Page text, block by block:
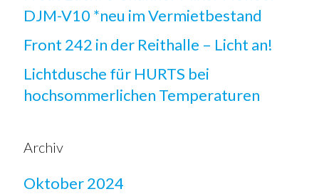
DJM-V10 *neu im Vermietbestand
Front 242 in der Reithalle – Licht an!
Lichtdusche für HURTS bei
hochsommerlichen Temperaturen
Archiv
Oktober 2024